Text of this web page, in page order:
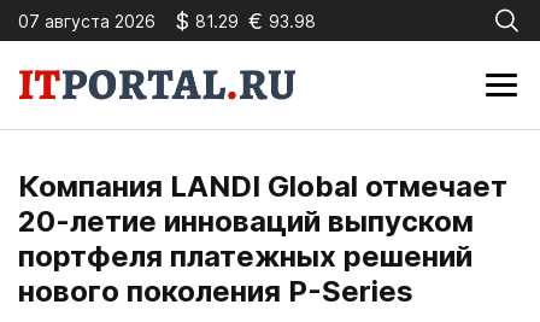
07 августа 2026 $ 81.29 € 93.98
Компания LANDI Global отмечает
20-летие инноваций выпуском
портфеля платежных решений
нового поколения P-Series